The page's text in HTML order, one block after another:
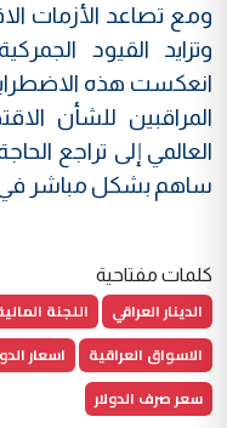
ومع تصاعد الأزمات
وتزايد القيود
انعكست هذه
المراقبين للشأن
العالمي إلى تراجع
ساهم بشكل مباشر في
كلمات مفتاحية
الدينار العراقي اللجنة
الاسواق العراقية
اسعار
سعر صرف الدولار